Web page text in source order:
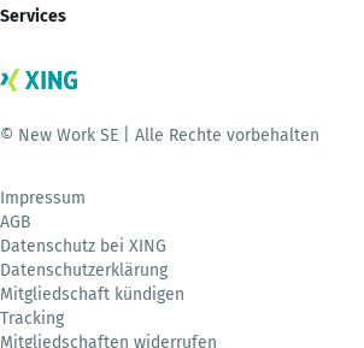
Services
© New Work SE | Alle Rechte vorbehalten
Impressum
AGB
Datenschutz bei XING
Datenschutzerklärung
Mitgliedschaft kündigen
Tracking
Mitgliedschaften widerrufen